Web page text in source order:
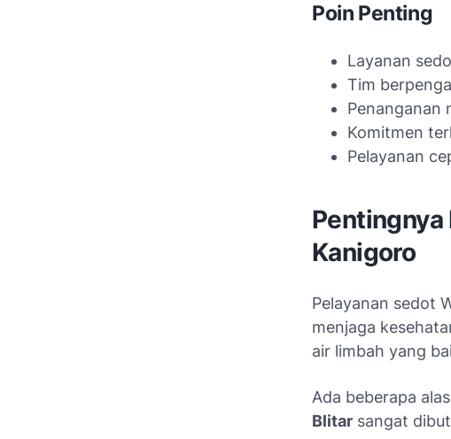
Poin Penting
Layanan
Tim
Penanganan
Komitmen
Pelayanan
Pentingnya
Kanigoro
Pelayanan sedot
menjaga
air limbah yang
Ada beberapa
Blitar sangat